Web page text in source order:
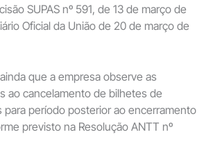
SUPAS nº 591, de 13 de março de
Oficial da União de 20 de março de
que a empresa observe as
ao cancelamento de bilhetes de
para período posterior ao encerramento
previsto na Resolução ANTT nº